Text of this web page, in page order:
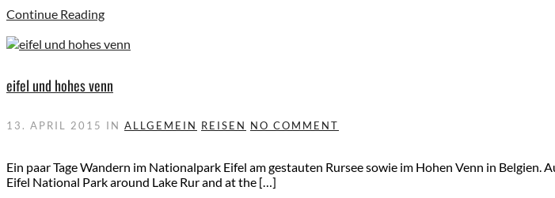
Continue Reading
eifel und hohes venn
13. APRIL 2015 IN ALLGEMEIN REISEN NO COMMENT
Ein paar Tage Wandern im Nationalpark Eifel am gestauten Rursee sowie im Hohen Venn in
Eifel National Park around Lake Rur and at the […]